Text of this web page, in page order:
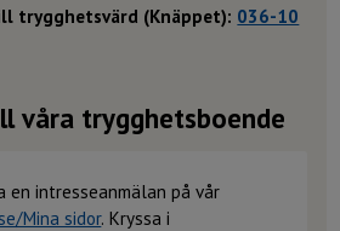
trygghetsvärd (Knäppet): 036-10
våra trygghetsboende
en intresseanmälan på vår
Mina sidor. Kryssa i